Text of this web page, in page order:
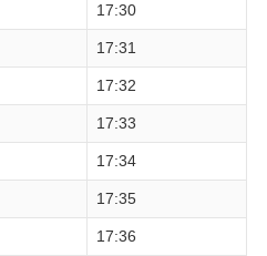
17:30
17:31
17:32
17:33
17:34
17:35
17:36